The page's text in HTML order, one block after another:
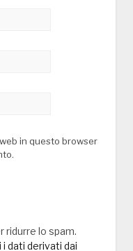
in questo browser
ridurre lo spam.
dati derivati dai